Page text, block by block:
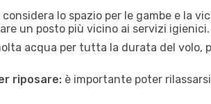
considera lo spazio per le gambe e la
un posto più vicino ai servizi igienici.
acqua per tutta la durata del volo,
riposare: è importante poter